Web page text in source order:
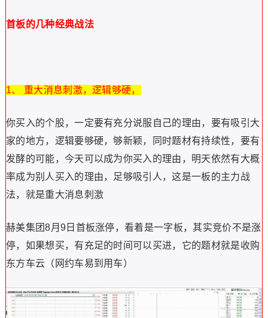
首板的几种经典战法
1、 重大消息刺激，逻辑够硬，
你买入的个股，一定要有充分说服自己的理由，要有吸引大
家的地方，逻辑要够硬，够新颖，同时题材有持续性，要有
发酵的可能，今天可以成为你买入的理由，明天依然有大概
率成为别人买入的理由，足够吸引人，这是一板的主力战
法，就是重大消息刺激
赫美集团8月9日首板涨停，看着是一字板，其实竞价不是涨
停，如果想买，有充足的时间可以买进，它的题材就是收购
东方车云（网约车易到用车）